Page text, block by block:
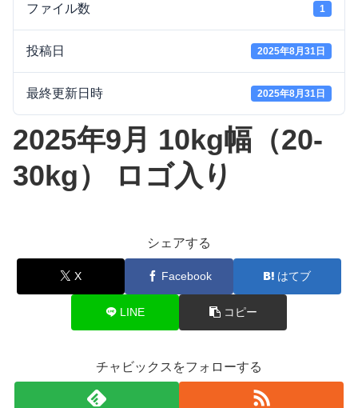
ファイル数 1
投稿日 2025年8月31日
最終更新日時 2025年8月31日
2025年9月 10kg幅（20-
30kg） ロゴ入り
シェアする
X Facebook はてブ
LINE コピー
チャビックスをフォローする